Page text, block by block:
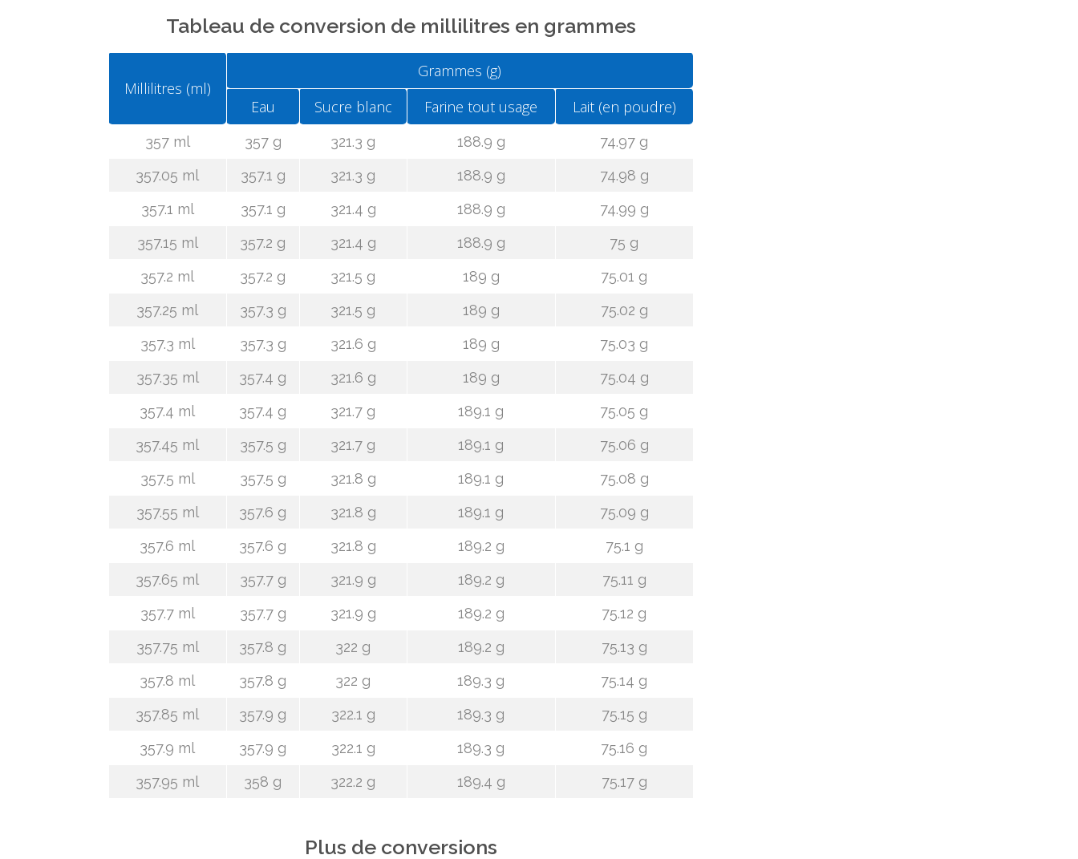
Tableau de conversion de millilitres en grammes
Millilitres (ml)
Grammes (g)
Eau
Sucre blanc Farine tout usage Lait (en poudre)
357 ml 357 g 321.3 g 188.9 g
74.97 g
357.05 ml
357.1 g 321.3 g 188.9 g
74.98 g
357.1 ml
357.1 g 321.4 g 188.9 g
74.99 g
357.15 ml
357.2 g 321.4 g 188.9 g
75 g
357.2 ml
357.2 g 321.5 g 189 g
75.01 g
357.25 ml
357.3 g 321.5 g 189 g
75.02 g
357.3 ml
357.3 g 321.6 g 189 g
75.03 g
357.35 ml
357.4 g 321.6 g 189 g
75.04 g
357.4 ml
357.4 g 321.7 g 189.1 g
75.05 g
357.45 ml
357.5 g 321.7 g 189.1 g
75.06 g
357.5 ml
357.5 g 321.8 g 189.1 g
75.08 g
357.55 ml
357.6 g 321.8 g 189.1 g
75.09 g
357.6 ml
357.6 g 321.8 g 189.2 g
75.1 g
357.65 ml
357.7 g 321.9 g 189.2 g
75.11 g
357.7 ml
357.7 g 321.9 g 189.2 g
75.12 g
357.75 ml
357.8 g 322 g 189.2 g
75.13 g
357.8 ml
357.8 g 322 g 189.3 g
75.14 g
357.85 ml
357.9 g 322.1 g 189.3 g
75.15 g
357.9 ml
357.9 g 322.1 g 189.3 g
75.16 g
357.95 ml
358 g 322.2 g 189.4 g 75.17 g
Plus de conversions